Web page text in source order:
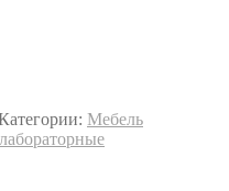
Мебель